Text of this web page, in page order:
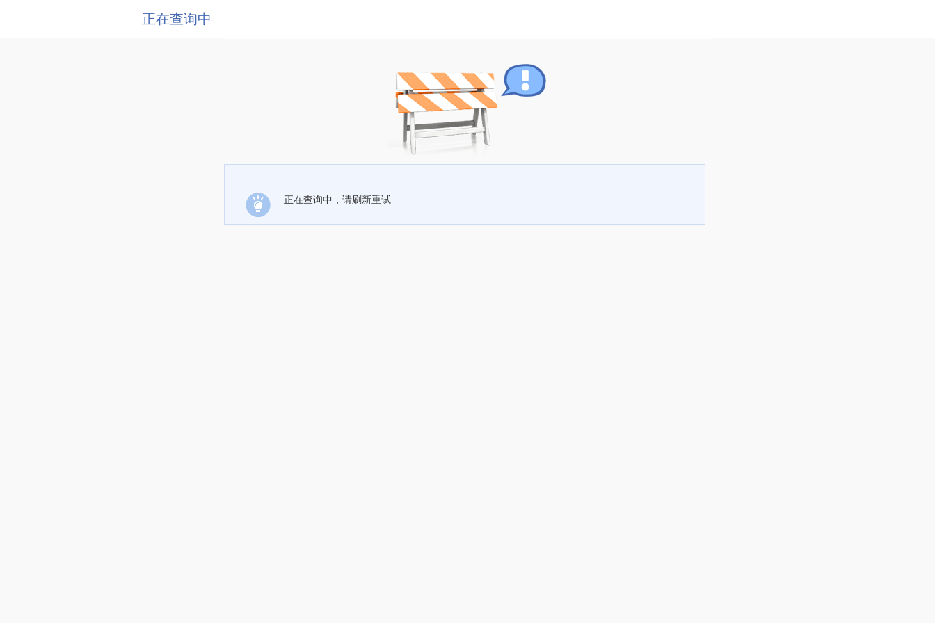
正在查询中
正在查询中，请刷新重试